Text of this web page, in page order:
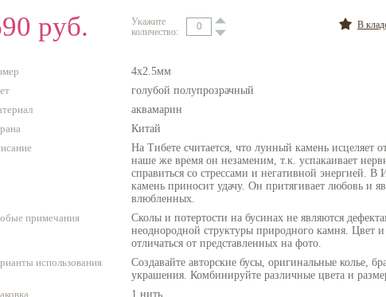
руб.
Укажите
количество:
В
4х2.5мм
голубой полупрозрачный
аквамарин
Китай
На Тибете считается, что лунный камень исцеляет
наше же время он незаменим, т.к. успакаивает
справиться со стрессами и негативной энергией. В
камень приносит удачу. Он притягивает любовь и
влюбленных.
примечания
Сколы и потертости на бусинах не являются
неоднородной структуры природного камня. Цвет
отличаться от представленных на фото.
использования
Создавайте авторские бусы, оригинальные колье,
украшения. Комбинируйте различные цвета и
1 нить